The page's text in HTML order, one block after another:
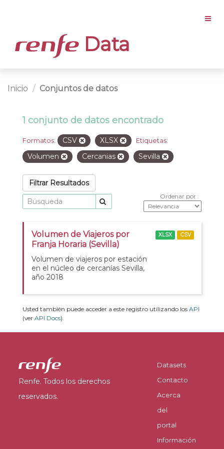
Data
Inicio Conjuntos de datos
1 conjunto de datos encontrado
Formatos: CSV XLSX Etiquetas:
Volumen Cercanias Sevilla
Filtrar Resultados
Ordenar por
Volumen de Viajeros por
Franja Horaria (Sevilla)
Volumen de viajeros por estación
en el núcleo de cercanías Sevilla,
año 2018
XLSX CSV
Usted también puede acceder a este registro utilizando los API
(ver API Docs).
Renfe. Todos los derechos
reservados.
Datasets
Contacto
Acerca
del
portal
Información